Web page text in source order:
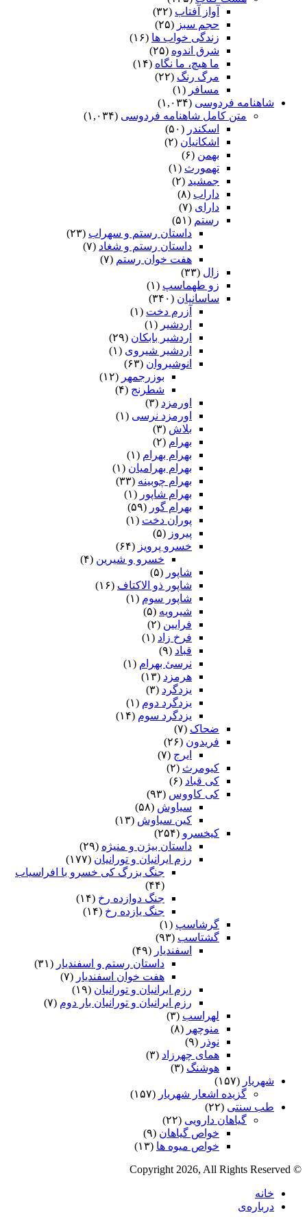
آواز آفتاب (۳۲)
حجم سبز (۲۵)
زندگی خواب ها (۱۶)
شرق اندوه (۲۵)
ما هیچ، ما نگاه (۱۴)
مرگ رنگ (۲۲)
مسافر (۱)
شاهنامه فردوسی (۱,۰۳۴)
متن کامل شاهنامه فردوسی (۱,۰۳۴)
اسکندر (۵۰)
اشکانیان (۲)
بهمن (۶)
تهمورث (۱)
جمشید (۲)
داراب (۸)
دارای (۷)
رستم (۵۱)
داستان رستم و سهراب (۲۳)
داستان رستم و شغاد (۷)
هفت خوان رستم‏ (۷)
زال (۳۳)
زو طهماسپ‏ (۱)
ساسانیان (۳۴۰)
آزرم دخت (۱)
اردشیر (۱)
اردشیر بابکان (۲۹)
اردشیر شیروی (۱)
انوشیروان (۶۳)
بوزرجمهر (۱۲)
شطرنج (۴)
اورمزد (۳)
اورمزد نرسى‏ (۱)
بلاش (۳)
بهرام (۲)
بهرام بهرام (۱)
بهرام بهرامیان‏ (۱)
بهرام چوبینه (۳۳)
بهرام شاپور (۱)
بهرام گور (۵۹)
پوران دخت (۱)
پیروز (۵)
خسرو پرویز (۶۴)
خسرو و شیرین (۴)
شاپور (۵)
شاپور ذو الاکتاف (۱۶)
شاپور سوم‏ (۱)
شیرویه (۵)
فرایین (۲)
فرخ زاد (۱)
قباد (۹)
نرسئ بهرام‏ (۱)
هرمزد (۱۳)
یزدگرد (۳)
یزدگرد دوم (۱)
یزدگرد سوم (۱۴)
ضحاک (۷)
فریدون (۲۶)
ایرج (۷)
کیومرث (۲)
کی قباد (۶)
کی کاووس (۹۳)
سیاوش (۵۸)
کین سیاوش (۱۳)
کیخسرو (۲۵۴)
داستان بیژن و منیژه (۲۹)
رزم ایرانیان و تورانیان (۱۷۷)
جنگ بزرگ کی خسرو با افراسیاب
(۴۴)
جنگ دوازده رخ (۱۴)
جنگ یازده رخ (۱۴)
گرشاسپ (۱)
گشتاسب (۹۳)
اسفندیار (۴۹)
داستان رستم و اسفندیار (۳۱)
هفت خوان اسفندیار (۷)
رزم ایرانیان و تورانیان (۱۹)
رزم ایرانیان و تورانیان بار دوم (۷)
لهراسب (۳)
منوچهر (۸)
نوذر (۹)
هماى چهرزاد (۳)
هوشنگ (۳)
شهریار (۱۵۷)
گزیده اشعار شهریار (۱۵۷)
طب سنتی (۲۲)
گیاهان دارویی (۲۲)
خواص گیاهان (۹)
خواص میوه ها (۱۳)
© Copyright 2026, All Rights Reserved
خانه
درباره‌ی